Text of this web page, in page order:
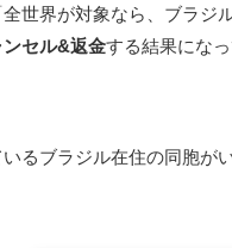
全世界が対象なら、ブラジ
ンセル&返金する結果にな
るブラジル在住の同胞が